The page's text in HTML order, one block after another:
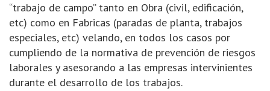
“trabajo de campo” tanto en Obra (civil, edificación,
etc) como en Fabricas (paradas de planta, trabajos
especiales, etc) velando, en todos los casos por
cumpliendo de la normativa de prevención de riesgos
laborales y asesorando a las empresas intervinientes
durante el desarrollo de los trabajos.